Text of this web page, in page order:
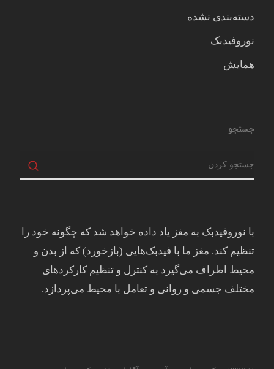
دسته‌بندی نشده
نوروفیدبک
همایش
جستجو
با نوروفیدبک به مغز ياد داده خواهد شد كه چگونه خود را
تنظيم كند. مغز ما با فيدبک‌هايی (بازخورد) که از بدن و
محيط اطراف می‌گيرد به کنترل و تنظيم کارکردهای
مختلف جسمی و روانی و تعامل با محيط می‌پردازد.